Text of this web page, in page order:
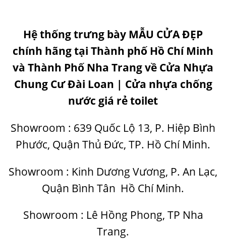
Hệ thống trưng bày MẪU CỬA ĐẸP
chính hãng tại Thành phố Hồ Chí Minh
và Thành Phố Nha Trang về Cửa Nhựa
Chung Cư Đài Loan | Cửa nhựa chống
nước giá rẻ toilet
Showroom : 639 Quốc Lộ 13, P. Hiệp Bình
Phước, Quận Thủ Đức, TP. Hồ Chí Minh.
Showroom : Kinh Dương Vương, P. An Lạc,
Quận Bình Tân Hồ Chí Minh.
Showroom : Lê Hồng Phong, TP Nha
Trang.